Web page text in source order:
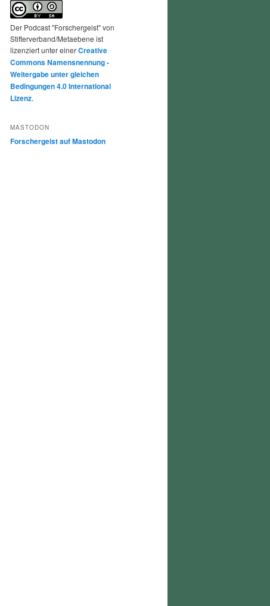
Der Podcast "Forschergeist" von
Stifterverband/Metaebene ist
lizenziert unter einerCreative
Commons Namensnennung -
Weitergabe unter gleichen
Bedingungen 4.0 International
Lizenz.
MASTODON
Forschergeist auf Mastodon